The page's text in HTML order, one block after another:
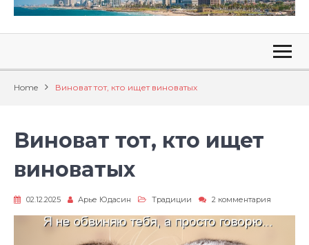
Home Виноват тот, кто ищет виноватых
Виноват тот, кто ищет
виноватых
02.12.2025 Арье Юдасин Традиции 2 комментария
тот,